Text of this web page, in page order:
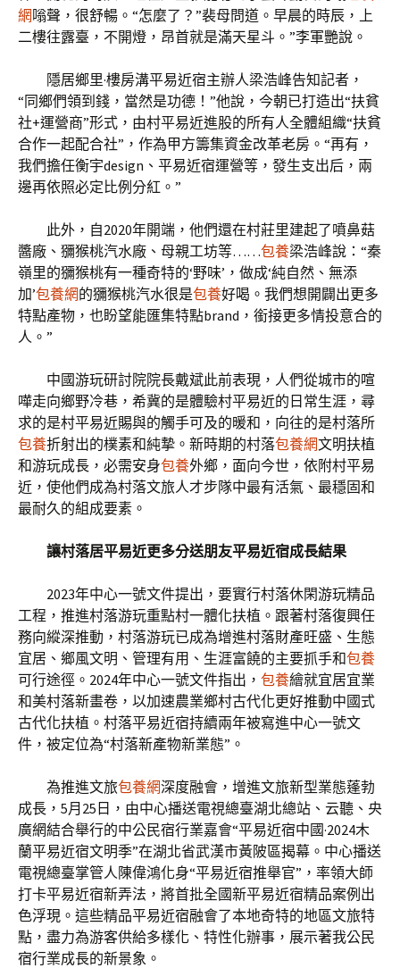
網嗡聲，很舒暢。“怎麼了？”裴母問道。早晨的時辰，上
二樓往露臺，不開燈，昂首就是滿天星斗。”李軍艷說。
隱居鄉里·樓房溝平易近宿主辦人梁浩峰告知記者，
“同鄉們領到錢，當然是功德！”他說，今朝已打造出“扶貧
社+運營商”形式，由村平易近進股的所有人全體組織“扶貧
合作一起配合社”，作為甲方籌集資金改革老房。“再有，
我們擔任衡宇design、平易近宿運營等，發生支出后，兩
邊再依照必定比例分紅。”
此外，自2020年開端，他們還在村莊里建起了噴鼻菇
醬廠、獼猴桃汽水廠、母親工坊等……包養梁浩峰說：“秦
嶺里的獼猴桃有一種奇特的‘野味’，做成‘純自然、無添
加’包養網的獼猴桃汽水很是包養好喝。我們想開闢出更多
特點產物，也盼望能匯集特點brand，銜接更多情投意合的
人。”
中國游玩研討院院長戴斌此前表現，人們從城市的喧
嘩走向鄉野冷巷，希冀的是體驗村平易近的日常生涯，尋
求的是村平易近賜與的觸手可及的暖和，向往的是村落所
包養折射出的樸素和純摯。新時期的村落包養網文明扶植
和游玩成長，必需安身包養外鄉，面向今世，依附村平易
近，使他們成為村落文旅人才步隊中最有活氣、最穩固和
最耐久的組成要素。
讓村落居平易近更多分送朋友平易近宿成長結果
2023年中心一號文件提出，要實行村落休閑游玩精品
工程，推進村落游玩重點村一體化扶植。跟著村落復興任
務向縱深推動，村落游玩已成為增進村落財產旺盛、生態
宜居、鄉風文明、管理有用、生涯富饒的主要抓手和包養
可行途徑。2024年中心一號文件指出， 包養繪就宜居宜業
和美村落新畫卷，以加速農業鄉村古代化更好推動中國式
古代化扶植。村落平易近宿持續兩年被寫進中心一號文
件，被定位為“村落新產物新業態”。
為推進文旅包養網深度融會，增進文旅新型業態蓬勃
成長，5月25日，由中心播送電視總臺湖北總站、云聽、央
廣網結合舉行的中公民宿行業嘉會“平易近宿中國·2024木
蘭平易近宿文明季”在湖北省武漢市黃陂區揭幕。中心播送
電視總臺掌管人陳偉鴻化身“平易近宿推舉官”，率領大師
打卡平易近宿新弄法，將首批全國新平易近宿精品案例出
色浮現。這些精品平易近宿融會了本地奇特的地區文旅特
點，盡力為游客供給多樣化、特性化辦事，展示著我公民
宿行業成長的新景象。